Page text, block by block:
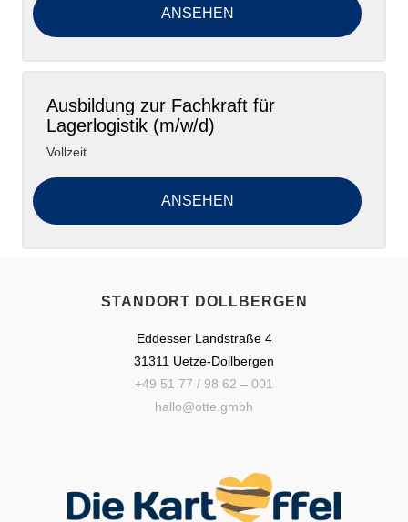
ANSEHEN
Ausbildung zur Fachkraft für
Lagerlogistik (m/w/d)
Vollzeit
ANSEHEN
STANDORT DOLLBERGEN
Eddesser Landstraße 4
31311 Uetze-Dollbergen
+49 51 77 / 98 62 – 001
hallo@otte.gmbh